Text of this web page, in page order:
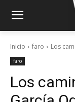
Inicio faro Los
faro
Los